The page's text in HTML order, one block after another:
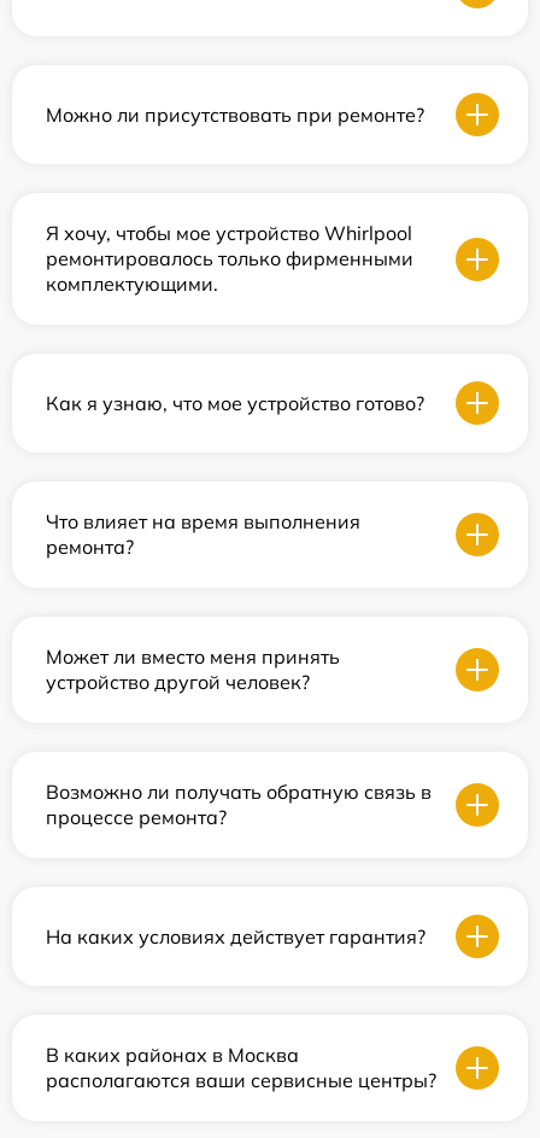
Можно ли присутствовать при ремонте?
Я хочу, чтобы мое устройство Whirlpool
ремонтировалось только фирменными
комплектующими.
Как я узнаю, что мое устройство готово?
Что влияет на время выполнения
ремонта?
Может ли вместо меня принять
устройство другой человек?
Возможно ли получать обратную связь в
процессе ремонта?
На каких условиях действует гарантия?
В каких районах в Москва
располагаются ваши сервисные центры?